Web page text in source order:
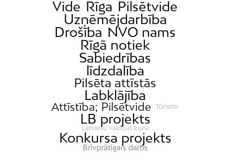
Vide Rīga Pilsētvide
Uzņēmējdarbība
Drošība NVO nams
Rīgā notiek
Sabiedrības
līdzdalība
Pilsēta attīstās
Labklājība
Attīstība; Pilsētvide Tūrisms
LB projekts
Latviešu valodas kursi
Konkursa projekts
Brīvprātīgais darbs